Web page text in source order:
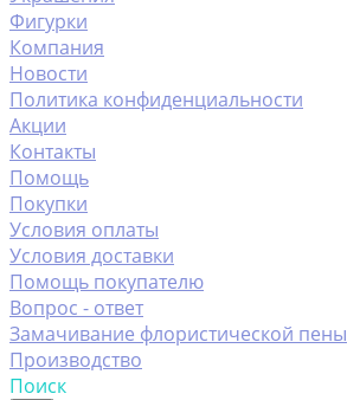
Фигурки
Компания
Новости
Политика конфиденциальности
Акции
Контакты
Помощь
Покупки
Условия оплаты
Условия доставки
Помощь покупателю
Вопрос - ответ
Замачивание флористической пены
Производство
Поиск